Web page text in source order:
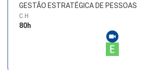
GESTÃO ESTRATÉGICA DE PESSOAS
C.H
80h